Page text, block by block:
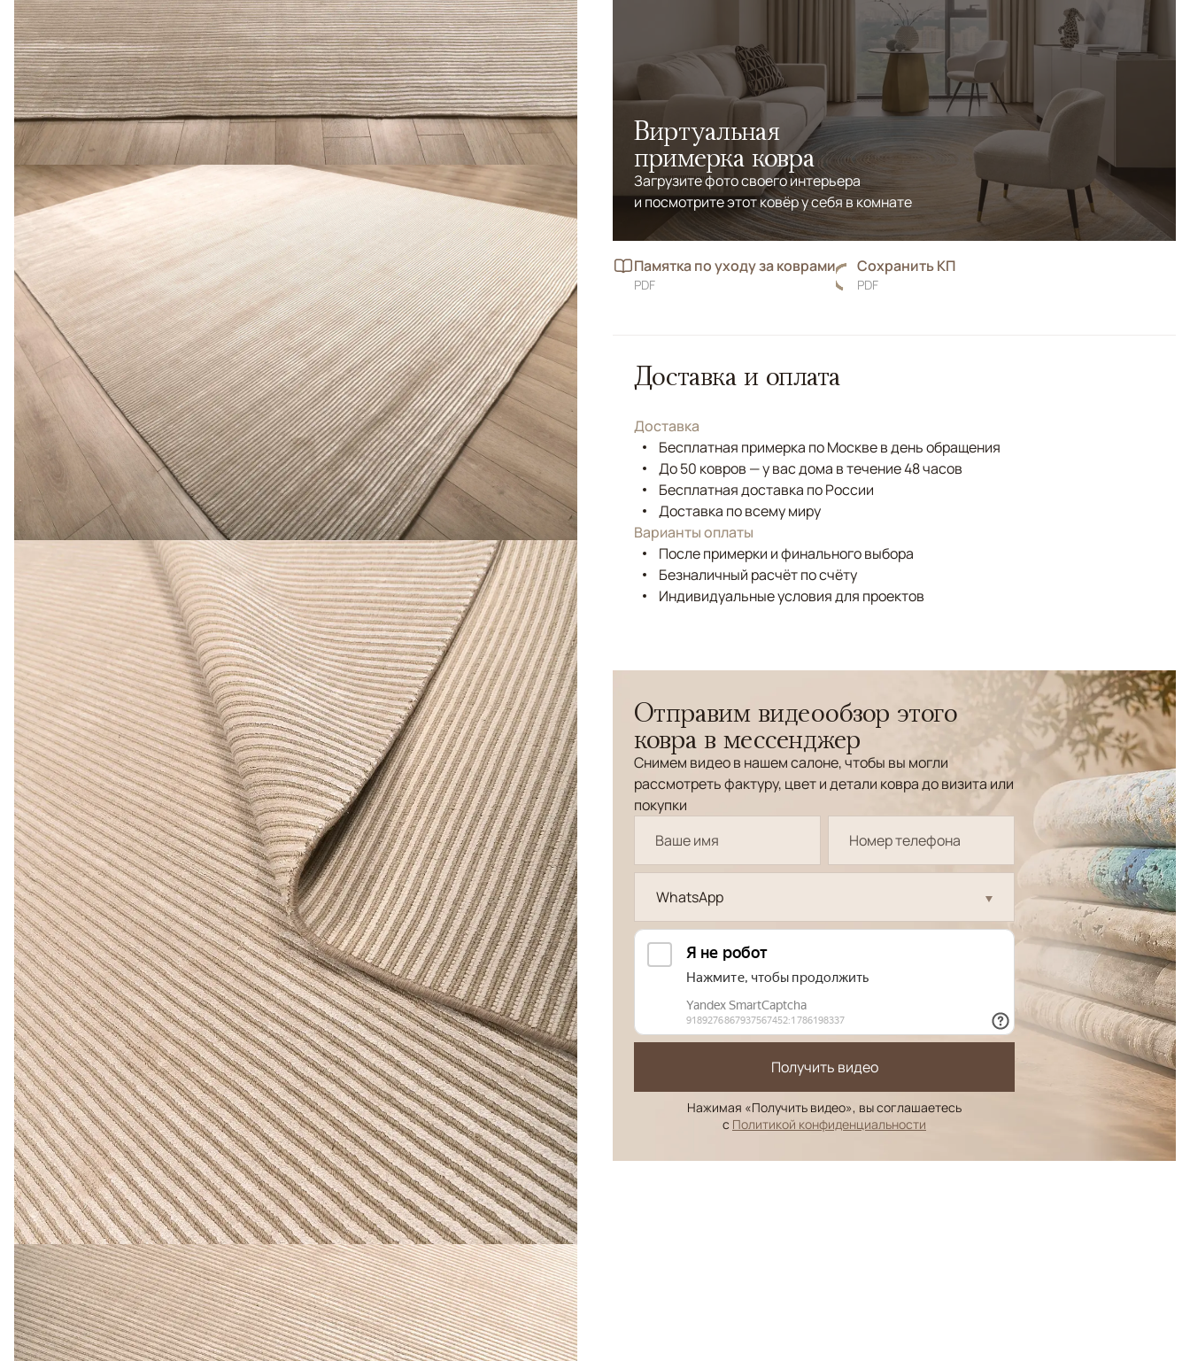
Виртуальная
примерка ковра
Загрузите фото своего интерьера
и посмотрите этот ковёр у себя в комнате
Памятка по уходу за коврами
PDF
Сохранить КП
PDF
Доставка и оплата
Доставка
Бесплатная примерка по Москве в день обращения
До 50 ковров — у вас дома в течение 48 часов
Бесплатная доставка по России
Доставка по всему миру
Варианты оплаты
После примерки и финального выбора
Безналичный расчёт по счёту
Индивидуальные условия для проектов
Отправим видеообзор этого
ковра в мессенджер
Снимем видео в нашем салоне, чтобы вы могли
рассмотреть фактуру, цвет и детали ковра до визита или
покупки
WhatsApp
Получить видео
Нажимая «Получить видео», вы соглашаетесь
с Политикой конфиденциальности